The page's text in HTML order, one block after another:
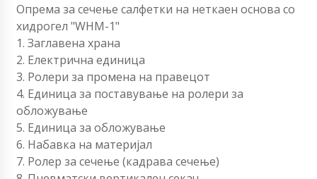
Опрема за сечење салфетки на неткаен основа со
хидрогел "WHM-1"
1. Заглавена храна
2. Електрична единица
3. Ролери за промена на правецот
4. Единица за поставување на ролери за
обложување
5. Единица за обложување
6. Набавка на материјал
7. Ролер за сечење (кадрава сечење)